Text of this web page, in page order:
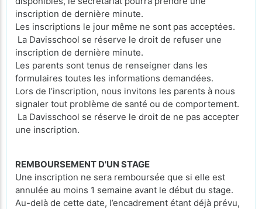
inscription de dernière minute.
Les inscriptions le jour même ne sont pas acceptées.
La Davisschool se réserve le droit de refuser une
inscription de dernière minute.
Les parents sont tenus de renseigner dans les
formulaires toutes les informations demandées.
Lors de l’inscription, nous invitons les parents à nous
signaler tout problème de santé ou de comportement.
La Davisschool se réserve le droit de ne pas accepter
une inscription.
REMBOURSEMENT D'UN STAGE
Une inscription ne sera remboursée que si elle est
annulée au moins 1 semaine avant le début du stage.
Au-delà de cette date, l’encadrement étant déjà prévu,